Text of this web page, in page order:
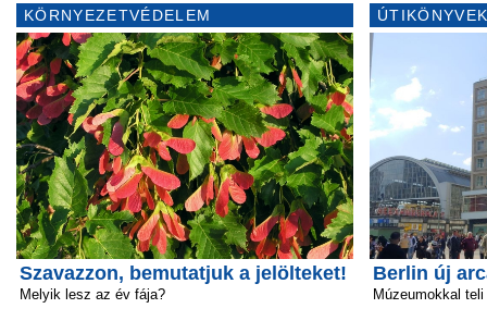
KÖRNYEZETVÉDELEM
Szavazzon, bemutatjuk a jelölteket!
Melyik lesz az év fája?
Berlin új
Múzeumokkal